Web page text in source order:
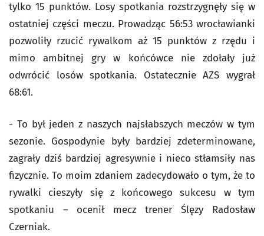
tylko 15 punktów. Losy spotkania rozstrzygnęły się w
ostatniej części meczu. Prowadząc 56:53 wrocławianki
pozwoliły rzucić rywalkom aż 15 punktów z rzędu i
mimo ambitnej gry w końcówce nie zdołały już
odwrócić losów spotkania. Ostatecznie AZS wygrał
68:61.
- To był jeden z naszych najsłabszych meczów w tym
sezonie. Gospodynie były bardziej zdeterminowane,
zagrały dziś bardziej agresywnie i nieco stłamsiły nas
fizycznie. To moim zdaniem zadecydowało o tym, że to
rywalki cieszyły się z końcowego sukcesu w tym
spotkaniu – ocenił mecz trener Ślęzy Radosław
Czerniak.